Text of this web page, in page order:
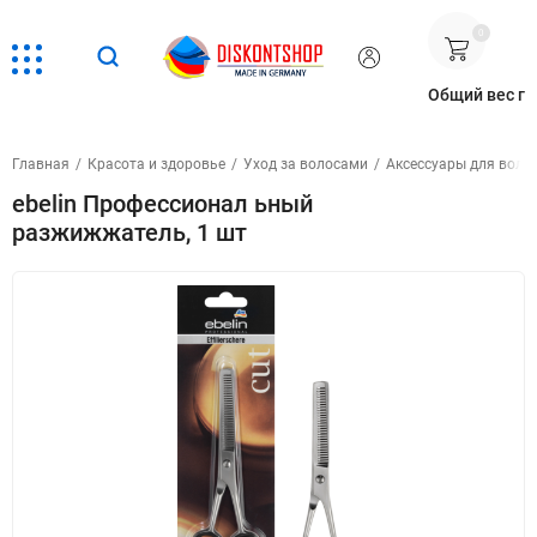
Общий вес г
Главная / Красота и здоровье / Уход за волосами / Аксессуары для
ebelin Профессионал ьный
разжижжатель, 1 шт